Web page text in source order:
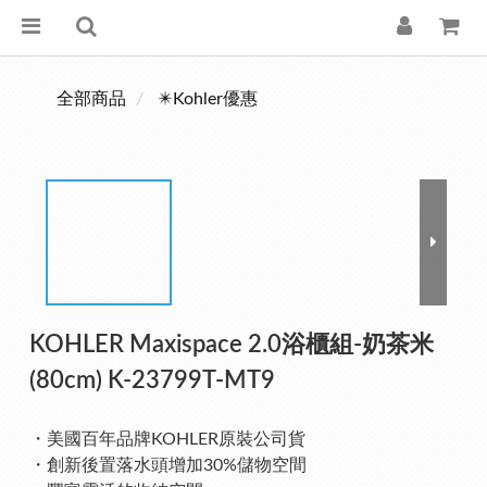
全部商品 ✴️Kohler優惠
KOHLER Maxispace 2.0浴櫃組-奶茶米
(80cm) K-23799T-MT9
・美國百年品牌KOHLER原裝公司貨
・創新後置落水頭增加30%儲物空間